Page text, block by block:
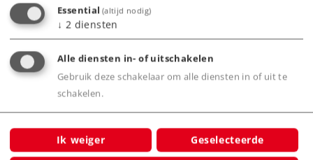
Bijbehorende producten
Essential (altijd nodig)
↓ 2 diensten
Alle diensten in- of uitschakelen
Gebruik deze schakelaar om alle diensten in of uit te
schakelen.
Ik weiger Geselecteerde